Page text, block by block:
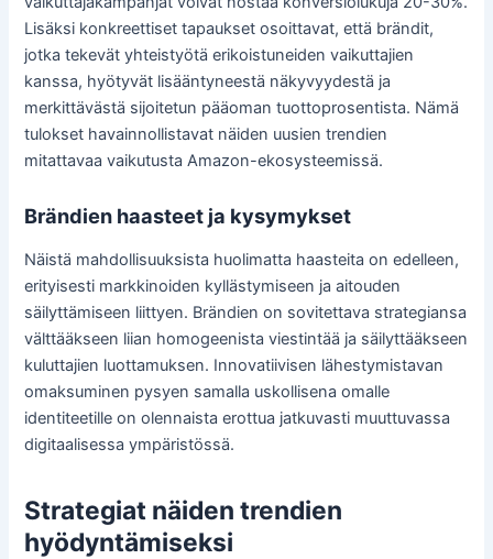
Lisäksi konkreettiset tapaukset osoittavat, että brändit,
jotka tekevät yhteistyötä erikoistuneiden vaikuttajien
kanssa, hyötyvät lisääntyneestä näkyvyydestä ja
merkittävästä sijoitetun pääoman tuottoprosentista. Nämä
tulokset havainnollistavat näiden uusien trendien
mitattavaa vaikutusta Amazon-ekosysteemissä.
Brändien haasteet ja kysymykset
Näistä mahdollisuuksista huolimatta haasteita on edelleen,
erityisesti markkinoiden kyllästymiseen ja aitouden
säilyttämiseen liittyen. Brändien on sovitettava strategiansa
välttääkseen liian homogeenista viestintää ja säilyttääkseen
kuluttajien luottamuksen. Innovatiivisen lähestymistavan
omaksuminen pysyen samalla uskollisena omalle
identiteetille on olennaista erottua jatkuvasti muuttuvassa
digitaalisessa ympäristössä.
Strategiat näiden trendien
hyödyntämiseksi